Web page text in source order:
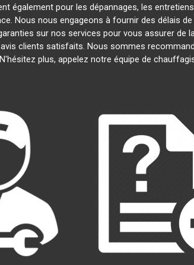
également pour les dépannages, les
Nous nous engageons à fournir des délais
sur nos services pour vous assurer de
clients satisfaits. Nous sommes
plus, appelez notre équipe de